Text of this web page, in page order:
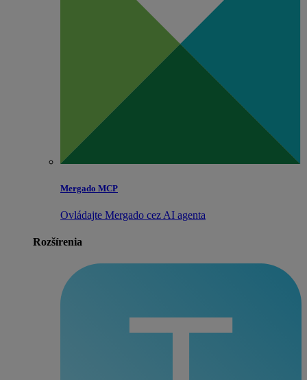
Mergado MCP
Ovládajte Mergado cez AI agenta
Rozšírenia